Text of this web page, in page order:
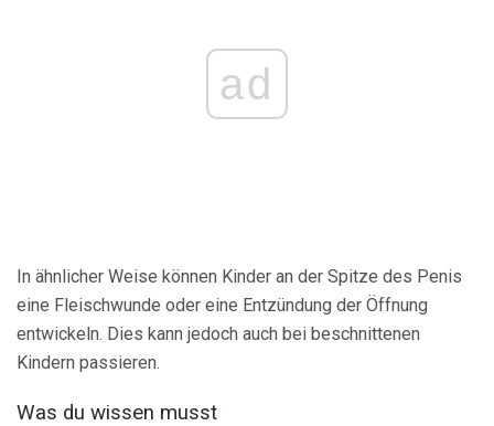
ad
In ähnlicher Weise können Kinder an der Spitze des Penis
eine Fleischwunde oder eine Entzündung der Öffnung
entwickeln. Dies kann jedoch auch bei beschnittenen
Kindern passieren.
Was du wissen musst